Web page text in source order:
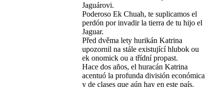
Jaguárovi.
Poderoso Ek Chuah, te suplicamos el
perdón por invadir la tierra de tu hijo el
Jaguar.
Před dvěma lety hurikán Katrina
upozornil na stále existující hlubok ou
ek onomick ou a třídní propast.
Hace dos años, el huracán Katrina
acentuó la profunda división económica
y de clases que aún hay en este país.